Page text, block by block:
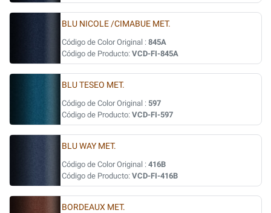
BLU NICOLE /CIMABUE MET.
Código de Color Original : 845A
Código de Producto: VCD-FI-845A
BLU TESEO MET.
Código de Color Original : 597
Código de Producto: VCD-FI-597
BLU WAY MET.
Código de Color Original : 416B
Código de Producto: VCD-FI-416B
BORDEAUX MET.